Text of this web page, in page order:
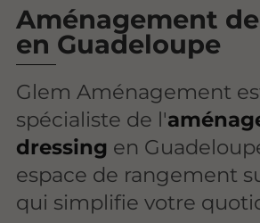
Aménagement
en Guadeloupe
Glem Aménagement
spécialiste de l'
dressing en
espace de rangement
qui simplifie votre